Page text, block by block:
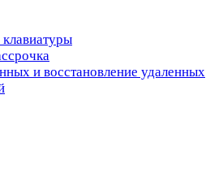
и восстановление удаленных